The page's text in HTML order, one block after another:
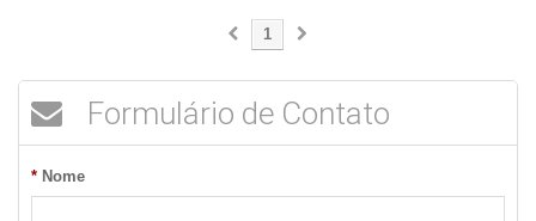
1
Formulário de Contato
* Nome